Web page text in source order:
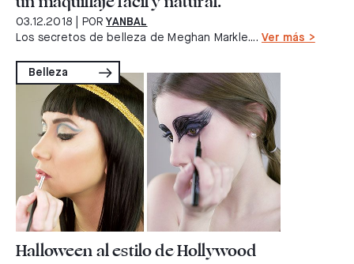
03.12.2018 | POR YANBAL
Los secretos de belleza de Meghan Markle.... Ver más >
Belleza
Halloween al estilo de Hollywood